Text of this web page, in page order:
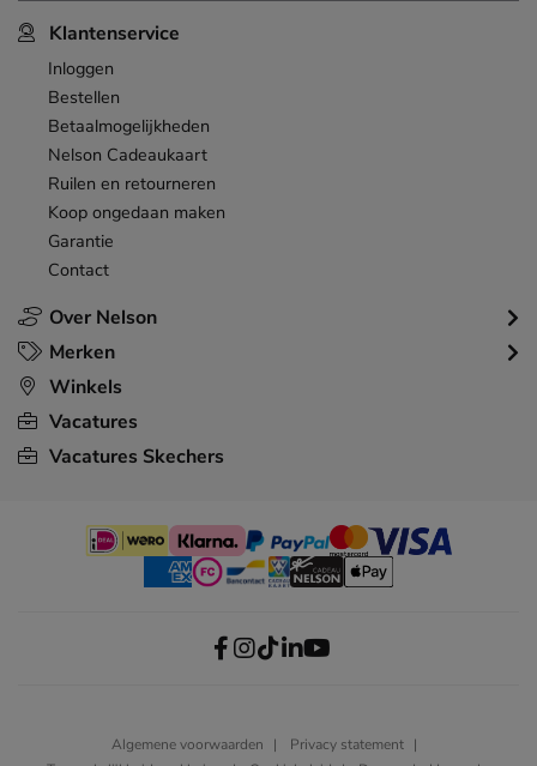
Over Nelson
Klantenservice
Inloggen
Bestellen
Betaalmogelijkheden
Nelson Cadeaukaart
Ruilen en retourneren
Koop ongedaan maken
Garantie
Contact
Merken
Winkels
Vacatures
Vacatures Skechers
Algemene voorwaarden
Privacy statement